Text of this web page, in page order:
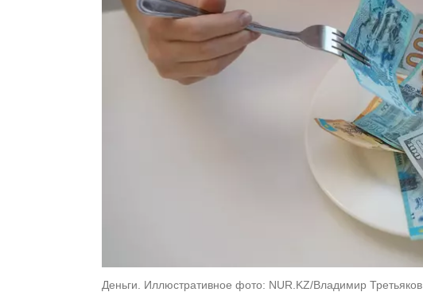
Деньги. Иллюстративное фото: NUR.KZ/Владимир Третьяков